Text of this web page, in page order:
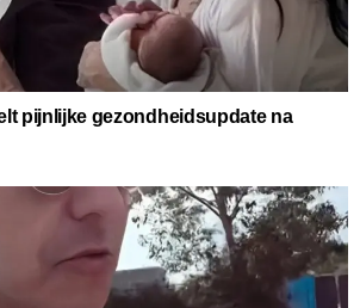
pijnlijke gezondheidsupdate na